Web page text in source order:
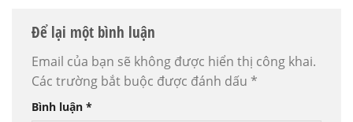
Để lại một bình luận
Email của bạn sẽ không được hiển thị công khai.
Các trường bắt buộc được đánh dấu *
Bình luận *